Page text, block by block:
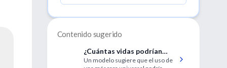
Contenido sugerido
¿Cuántas vidas podrían
salvarse con el uso
Un modelo sugiere que el uso de